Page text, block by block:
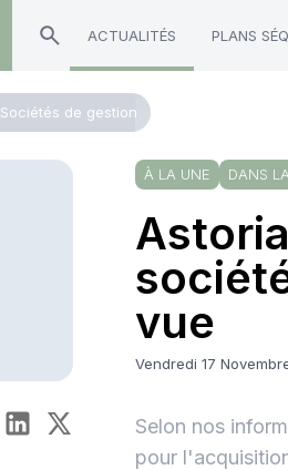
ACTUALITÉS PLANS
Sociétés de gestion
À LA UNE DANS
vue
Vendredi 17
Selon nos
pour